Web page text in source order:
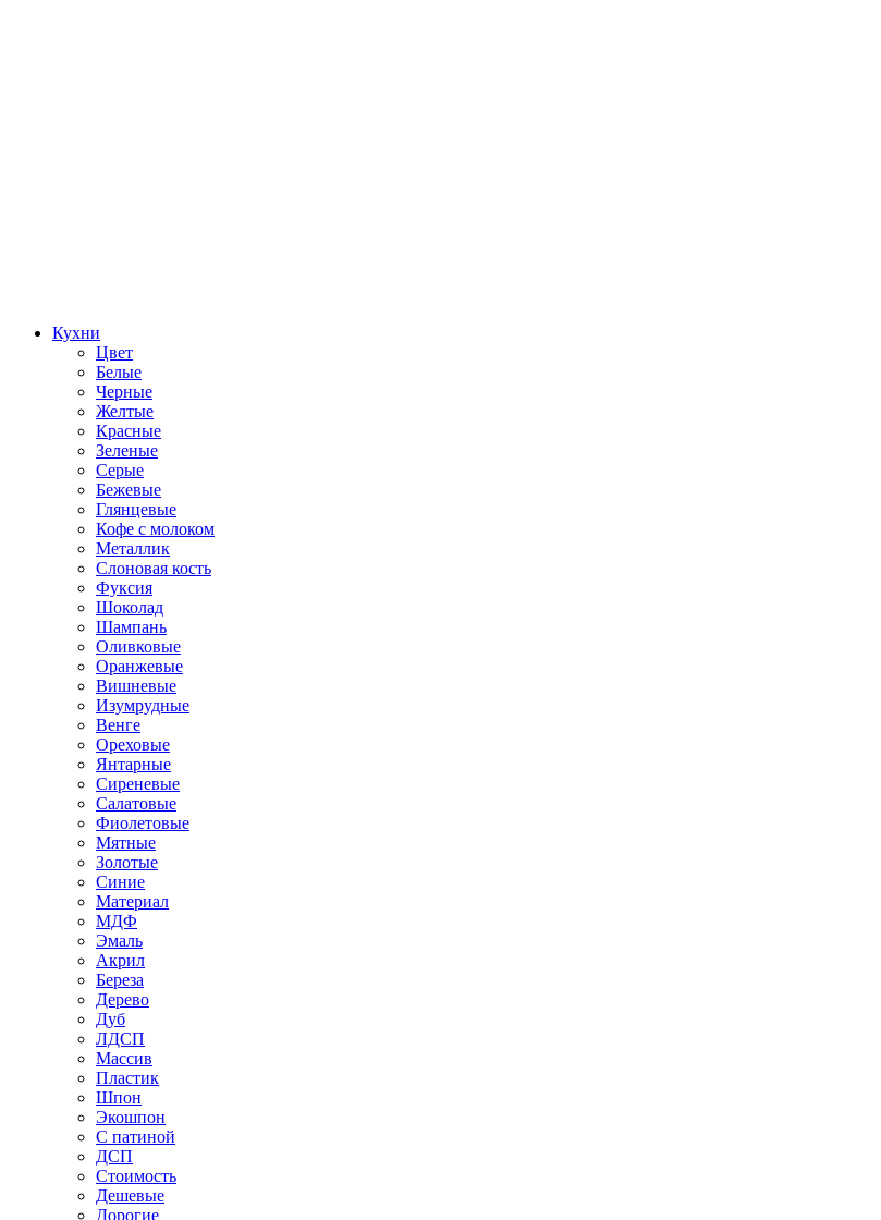
Кухни
Цвет
Белые
Черные
Желтые
Красные
Зеленые
Серые
Бежевые
Глянцевые
Кофе с молоком
Металлик
Слоновая кость
Фуксия
Шоколад
Шампань
Оливковые
Оранжевые
Вишневые
Изумрудные
Венге
Ореховые
Янтарные
Сиреневые
Салатовые
Фиолетовые
Мятные
Золотые
Синие
Материал
МДФ
Эмаль
Акрил
Береза
Дерево
Дуб
ЛДСП
Массив
Пластик
Шпон
Экошпон
С патиной
ДСП
Стоимость
Дешевые
Дорогие